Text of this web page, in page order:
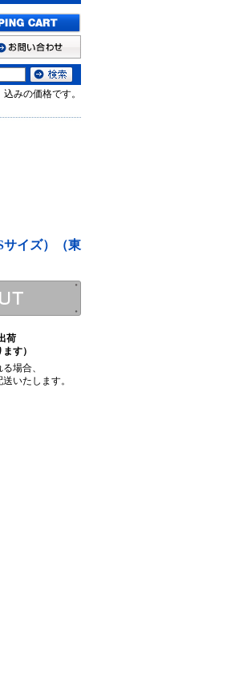
みの価格です。
サイズ）（東
荷
す）
場合、
いたします。